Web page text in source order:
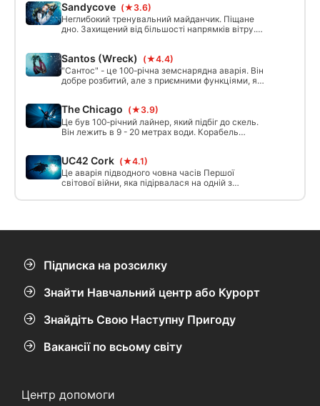
ви забезпечите собі вищий рівень
безпеки та компетентності під час
кожної майбутньої підводної пригоди.
Після завершення курсу ви отримаєте
або 40%.
Sandycove (★3.6)
Неглибокий тренувальний майданчик. Піщане
дно. Захищений від більшості напрямків вітру.
частина найближча до ковзання, що йде
приблизно від 1 м до 10м.
Santos (Wreck)
(★4.4)
"Сантос" - це 100-річна земснарядна аварія. Він
добре розбитий, але з приємними функціями, які
метрів в глибину. Ви завжди повинні пірнати в
цю аварію під час припливу.
The Chicago (★3.9)
Це був 100-річний лайнер, який підбіг до скель.
Він лежить в 9 - 20 метрах води. Корабель
опорний вал.
UC42 Cork (★4.1)
Це аварія підводного човна часів Першої
світової війни, яка підірвалася на одній з
метрах води. Особливості опори включають
військова могила, і її слід поважати як так.
Підписка на розсилку
Знайти Навчальний центр або Курорт
Знайдіть Свою Наступну Пригоду
Вакансії по всьому світу
Центр допомоги